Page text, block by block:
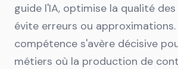
guide l'IA, optimise la qualité
évite erreurs ou
compétence s'avère décisive
métiers où la production de